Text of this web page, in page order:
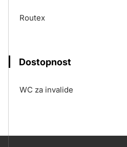
Routex
Dostopnost
WC za invalide